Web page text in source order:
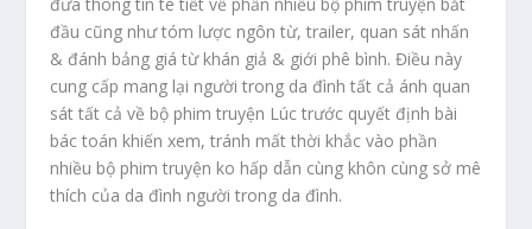
đầu cũng như tóm lược ngôn từ, trailer, quan sát nhấn
& đánh bảng giá từ khán giả & giới phê bình. Điều này
cung cấp mang lại người trong da đình tất cả ánh quan
sát tất cả về bộ phim truyện Lúc trước quyết định bài
bác toán khiến xem, tránh mất thời khắc vào phần
nhiều bộ phim truyện ko hấp dẫn cùng khôn cùng sở mê
thích của da đình người trong da đình.